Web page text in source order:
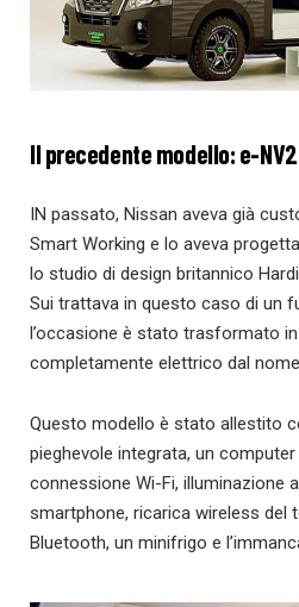
Il precedente modello: e-
IN passato, Nissan aveva già
Smart Working e lo aveva
lo studio di design britannico
Sui trattava in questo caso di un
l’occasione è stato trasformato
completamente elettrico dal nome
Questo modello è stato allestito
pieghevole integrata, un
connessione Wi-Fi, illuminazione
smartphone, ricarica wireless del
Bluetooth, un minifrigo e